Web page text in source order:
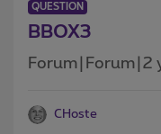
QUESTION
BBOX3
Forum|Forum|2
CHoste